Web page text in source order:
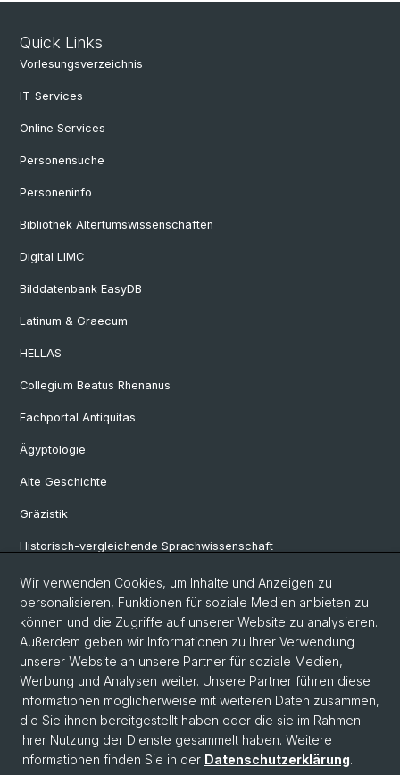
Quick Links
Vorlesungsverzeichnis
IT-Services
Online Services
Personensuche
Personeninfo
Bibliothek Altertumswissenschaften
Digital LIMC
Bilddatenbank EasyDB
Latinum & Graecum
HELLAS
Collegium Beatus Rhenanus
Fachportal Antiquitas
Ägyptologie
Alte Geschichte
Gräzistik
Historisch-vergleichende Sprachwissenschaft
Klassische Archäologie
Latinistik
Ur- und Frühgeschichtliche und Provinzialrömische Archäologie
Vindonissa-Professur
© Universität Basel
Philosophisch-Historische Fakultät
Wir verwenden Cookies, um Inhalte und Anzeigen zu
personalisieren, Funktionen für soziale Medien anbieten zu
können und die Zugriffe auf unserer Website zu analysieren.
Außerdem geben wir Informationen zu Ihrer Verwendung
unserer Website an unsere Partner für soziale Medien,
Werbung und Analysen weiter. Unsere Partner führen diese
Informationen möglicherweise mit weiteren Daten zusammen,
die Sie ihnen bereitgestellt haben oder die sie im Rahmen
Ihrer Nutzung der Dienste gesammelt haben. Weitere
Informationen finden Sie in der Datenschutzerklärung.